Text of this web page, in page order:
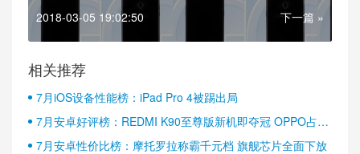
2018-03-05 19:02:50 下一篇 »
相关推荐
7月iOS设备性能榜：iPad Pro 4被踢出局
7月安卓好评榜：REDMI K90至尊版新机即夺冠 OPPO占据
半壁江山
7月安卓性价比榜：摩托罗拉称霸千元档 旗舰芯片全面下放